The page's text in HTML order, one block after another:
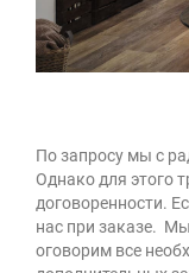
По запросу мы с
Однако для этого
договоренности.
нас при заказе.
оговорим все